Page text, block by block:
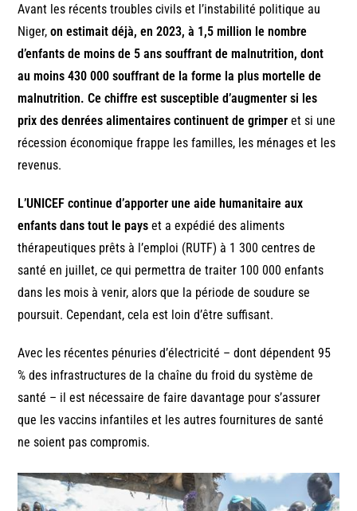
Avant les récents troubles civils et l’instabilité politique au
Niger,on estimait déjà, en 2023, à 1,5 million le nombre
d’enfants de moins de 5 ans souffrant de malnutrition, dont
au moins 430 000 souffrant de la forme la plus mortelle de
malnutrition. Ce chiffre est susceptible d’augmenter si les
prix des denrées alimentaires continuent de grimper et si une
récession économique frappe les familles, les ménages et les
revenus.
L’UNICEF continue d’apporter une aide humanitaire aux
enfants dans tout le pays et a expédié des aliments
thérapeutiques prêts à l’emploi (RUTF) à 1 300 centres de
santé en juillet, ce qui permettra de traiter 100 000 enfants
dans les mois à venir, alors que la période de soudure se
poursuit. Cependant, cela est loin d’être suffisant.
Avec les récentes pénuries d’électricité – dont dépendent 95
% des infrastructures de la chaîne du froid du système de
santé – il est nécessaire de faire davantage pour s’assurer
que les vaccins infantiles et les autres fournitures de santé
ne soient pas compromis.